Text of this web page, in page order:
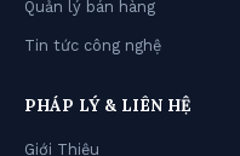
Quản lý bán hàng
Tin tức công nghệ
PHÁP LÝ & LIÊN HỆ
Giới Thiệu